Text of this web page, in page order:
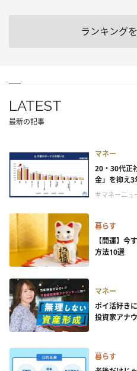
ランキング
LATEST
最新の記事
マネー
20・30代正
金」を抑え3
＃マネーニュ
暮らす
【開運】
方法10選
マネー
ポイ活好き
投資家アナ
暮らす